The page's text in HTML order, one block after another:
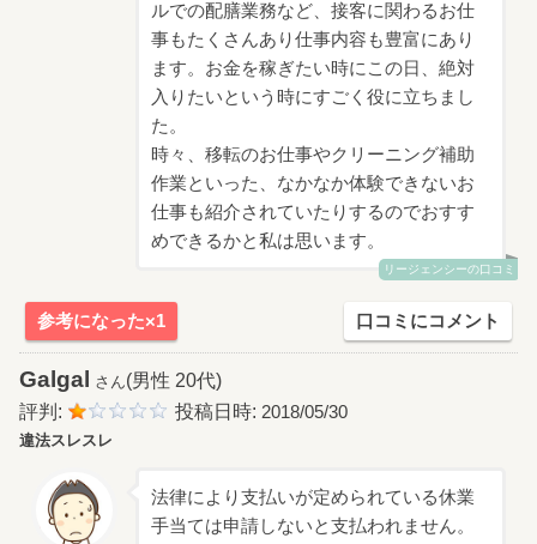
ルでの配膳業務など、接客に関わるお仕
事もたくさんあり仕事内容も豊富にあり
ます。お金を稼ぎたい時にこの日、絶対
入りたいという時にすごく役に立ちまし
た。
時々、移転のお仕事やクリーニング補助
作業といった、なかなか体験できないお
仕事も紹介されていたりするのでおすす
めできるかと私は思います。
リージェンシーの口コミ
参考になった×1 口コミにコメント
Galgal さん(男性 20代)
評判:
投稿日時: 2018/05/30
違法スレスレ
法律により支払いが定められている休業
手当ては申請しないと支払われません。